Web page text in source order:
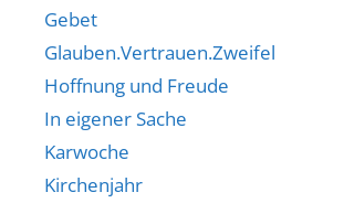
Gebet
Glauben.Vertrauen.Zweifel
Hoffnung und Freude
In eigener Sache
Karwoche
Kirchenjahr